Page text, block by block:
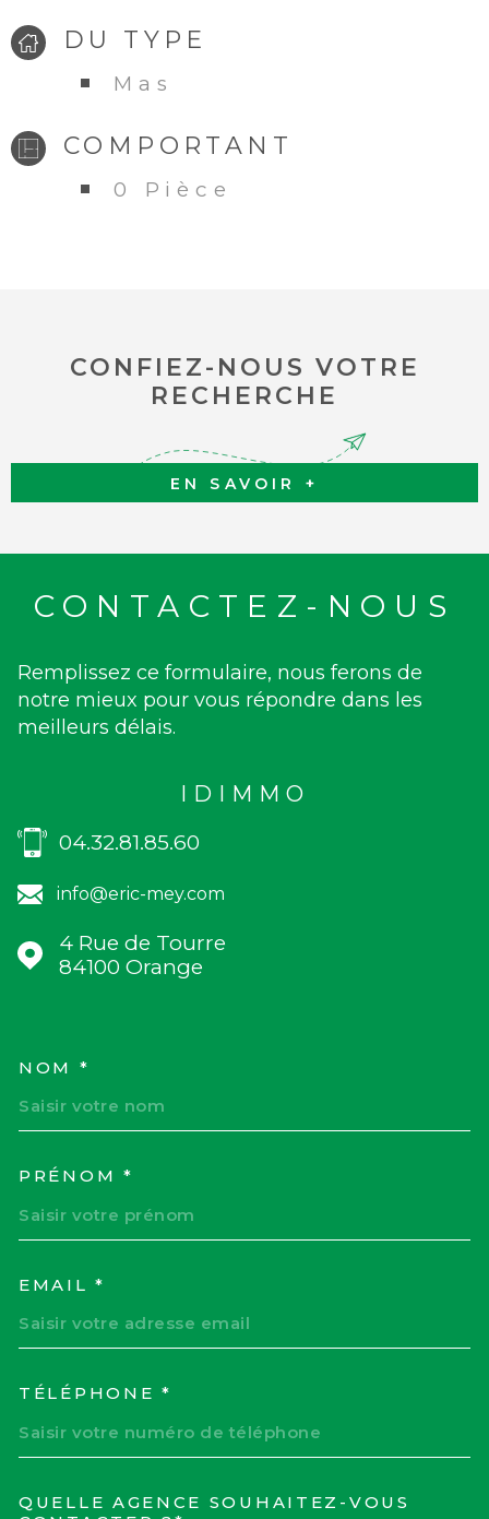
DU TYPE
Mas
COMPORTANT
0 Pièce
CONFIEZ-NOUS VOTRE
RECHERCHE
EN SAVOIR +
CONTACTEZ-NOUS
Remplissez ce formulaire, nous ferons de
notre mieux pour vous répondre dans les
meilleurs délais.
IDIMMO
04.32.81.85.60
info@eric-mey.com
4 Rue de Tourre
84100
Orange
NOM *
PRÉNOM *
EMAIL *
TÉLÉPHONE *
QUELLE AGENCE SOUHAITEZ-VOUS